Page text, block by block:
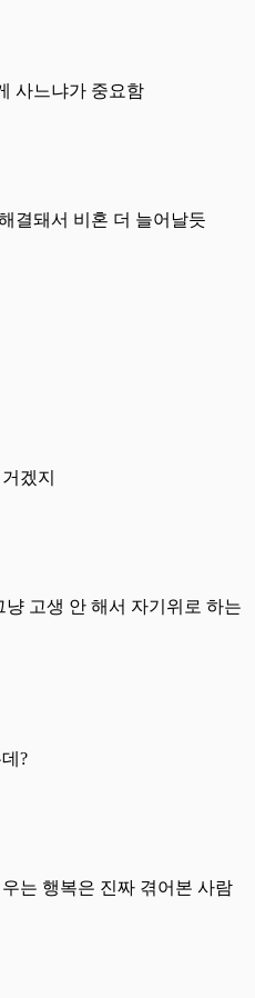
사느냐가 중요함
결돼서 비혼 더 늘어날듯
겠지
고생 안 해서 자기위로 하는
?
는 행복은 진짜 겪어본 사람